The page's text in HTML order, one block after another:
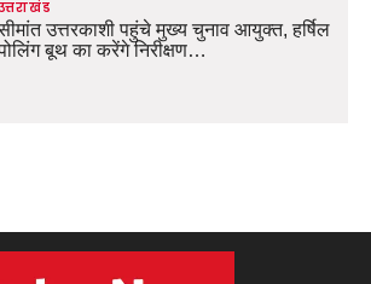
उत्तरकाशी पहुंचे मुख्य चुनाव आयुक्त, हर्षिल
बूथ का करेंगे निरीक्षण…